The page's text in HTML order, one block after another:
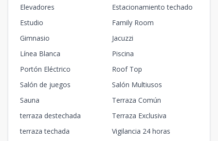
Elevadores
Estacionamiento techado
Estudio
Family Room
Gimnasio
Jacuzzi
Línea Blanca
Piscina
Portón Eléctrico
Roof Top
Salón de juegos
Salón Multiusos
Sauna
Terraza Común
terraza destechada
Terraza Exclusiva
terraza techada
Vigilancia 24 horas